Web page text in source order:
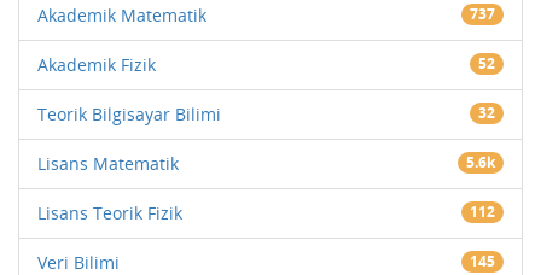
Akademik Matematik 737
Akademik Fizik 52
Teorik Bilgisayar Bilimi 32
Lisans Matematik 5.6k
Lisans Teorik Fizik 112
Veri Bilimi 145